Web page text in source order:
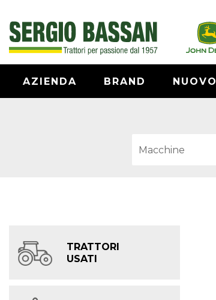
AZIENDA BRAND NUOVO
TRATTORI
USATI